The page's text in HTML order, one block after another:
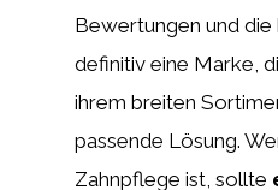
Bewertungen und die
definitiv eine Marke,
ihrem breiten
passende Lösung.
Zahnpflege ist, sollte